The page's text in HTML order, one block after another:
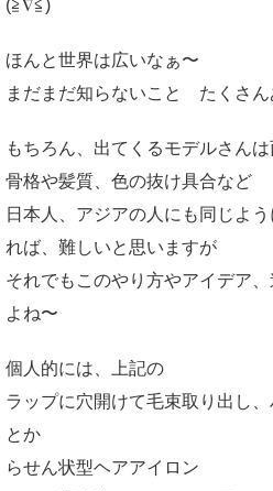
(≧∇≦)
ほんと世界は広いなぁ〜
まだまだ知らないこと たくさん
もちろん、出てくるモデルさん
骨格や髪質、色の抜け具合など
日本人、アジアの人にも同じよ
れば、難しいと思いますが
それでもこのやり方やアイデア
よね〜
個人的には、上記の
ラップに穴開けて毛束取り出し、
とか
らせん状型ヘアアイロン